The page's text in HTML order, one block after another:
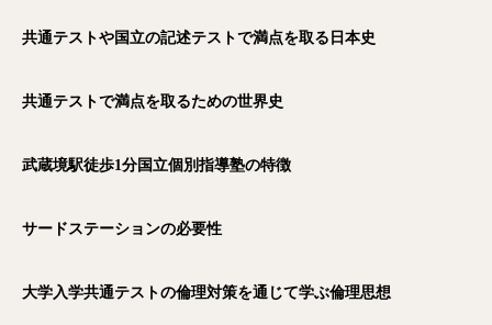
共通テストや国立の記述テストで満点を取る日本史
共通テストで満点を取るための世界史
武蔵境駅徒歩1分国立個別指導塾の特徴
サードステーションの必要性
大学入学共通テストの倫理対策を通じて学ぶ倫理思想